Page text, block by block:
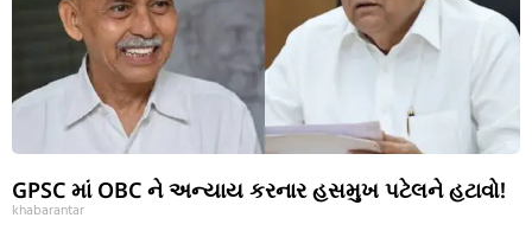
GPSC માં OBC ને અન્યાય કરનાર હસમુખ પટેલને હટાવો!
khabarantar